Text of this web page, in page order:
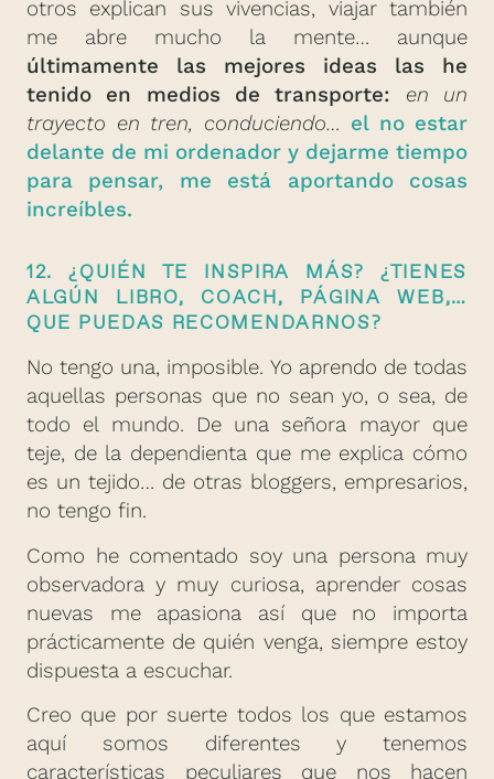
otros explican sus vivencias, viajar también
me abre mucho la mente… aunque
últimamente las mejores ideas las he
tenido en medios de transporte:
en un
trayecto en tren, conduciendo… el no estar
delante de mi ordenador y dejarme tiempo
para pensar, me está aportando cosas
increíbles.
12. ¿QUIÉN TE INSPIRA MÁS? ¿TIENES
ALGÚN LIBRO, COACH, PÁGINA WEB,…
QUE PUEDAS RECOMENDARNOS?
No tengo una, imposible. Yo aprendo de todas
aquellas personas que no sean yo, o sea, de
todo el mundo. De una señora mayor que
teje, de la dependienta que me explica cómo
es un tejido… de otras bloggers, empresarios,
no tengo fin.
Como he comentado soy una persona muy
observadora y muy curiosa, aprender cosas
nuevas me apasiona así que no importa
prácticamente de quién venga, siempre estoy
dispuesta a escuchar.
Creo que por suerte todos los que estamos
aquí somos diferentes y tenemos
características peculiares que nos hacen